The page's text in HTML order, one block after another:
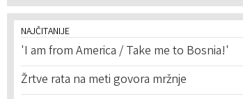
NAJČITANIJE
'I am from America / Take me to Bosnia!'
Žrtve rata na meti govora mržnje